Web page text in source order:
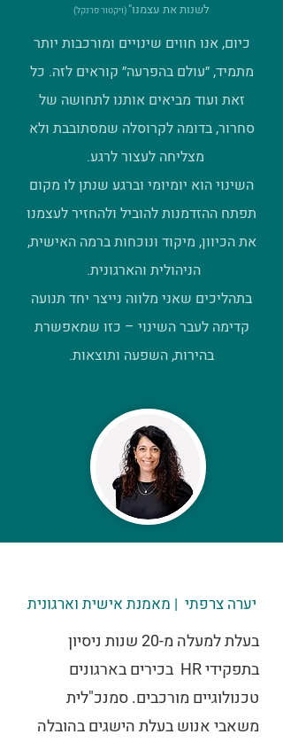
לשנות את עצמנו" (ויקטור פרנקל)
כיום, אנו חווים שינויים ומורכבות יותר
מתמיד, ״עולם בהפרעה״ קוראים לזה. כל
זאת ועוד מביאים אותנו לתחושה של
סחרור, בדומה לקרוסלה שמסתובבת ולא
מצליחה לעצור לרגע.
השינוי הוא יומיומי וברגע שנתן לו מקום
תפתח ההזדמנות להוביל ולהחזיר לעצמנו
את הכיוון, מיקוד ונוכחות ברמה האישית,
הניהולית והארגונית.
בתהליכים שאני מלווה נייצר יחד תנועה
קדימה לעבר השינוי – כזו שמאפשרת
בהירות, השפעה ותוצאות.
יערה צרפתי | מאמנת אישית וארגונית
בעלת למעלה מ-20 שנות ניסיון
בתפקידי HR בכירים בארגונים
טכנולוגיים מורכבים. סמנכ"לית
משאבי אנוש בעלת הישגים בהובלה